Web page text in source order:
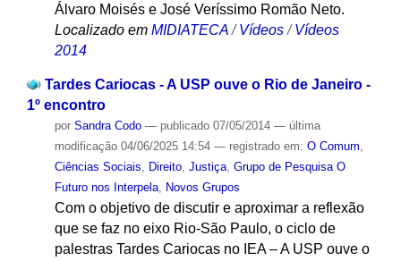
Álvaro Moisés e José Veríssimo Romão Neto.
Localizado em MIDIATECA /Vídeos /Vídeos
2014
Tardes Cariocas - A USP ouve o Rio de Janeiro -
1º encontro
por Sandra Codo — publicado07/05/2014 — última
modificação04/06/2025 14:54 — registrado em: O Comum,
Ciências Sociais, Direito, Justiça, Grupo de Pesquisa O
Futuro nos Interpela, Novos Grupos
Com o objetivo de discutir e aproximar a reflexão
que se faz no eixo Rio-São Paulo, o ciclo de
palestras Tardes Cariocas no IEA – A USP ouve o